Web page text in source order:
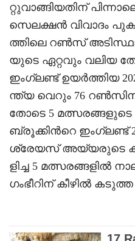
റ്റുവാങ്ങിയതിന്
സെലക്ഷൻ വിവാദം
ത്തിലെ റൺസ്
യുടെ ഏറ്റവും വലിയ
ഇംഗ്ലണ്ട് ഉയർത്തിയ
ന്ത്യ വെറും 76
തോടെ 5 മത്സരങ്ങളുടെ
ബ്രൂക്കിന്‍റെ ഇംഗ്ലണ്ട്
ശ്രേയസ് അയ്യരുടെ
ളിച്ച 5 മത്സരങ്ങളിൽ
ഗംഭീറിന് കീഴിൽ